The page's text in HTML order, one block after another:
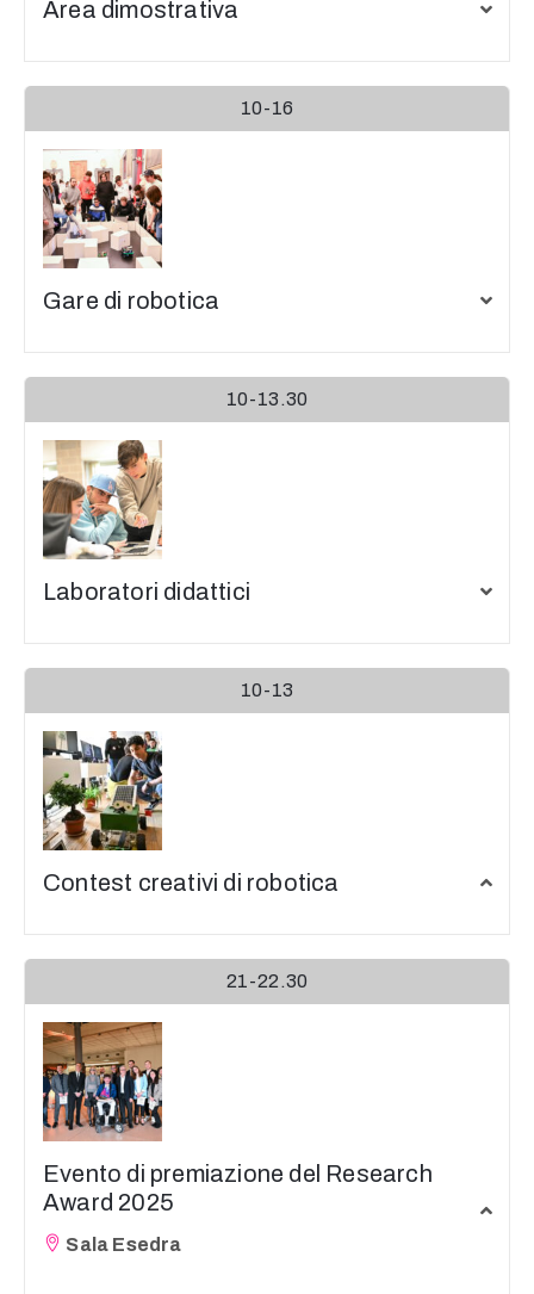
Area dimostrativa
10-16
Gare di robotica
10-13.30
Laboratori didattici
10-13
Contest creativi di robotica
21-22.30
Evento di premiazione del Research
Award 2025
Sala Esedra